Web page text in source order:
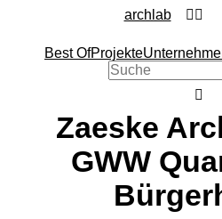
archlab
Best OfProjekte
Zaeske
GWW